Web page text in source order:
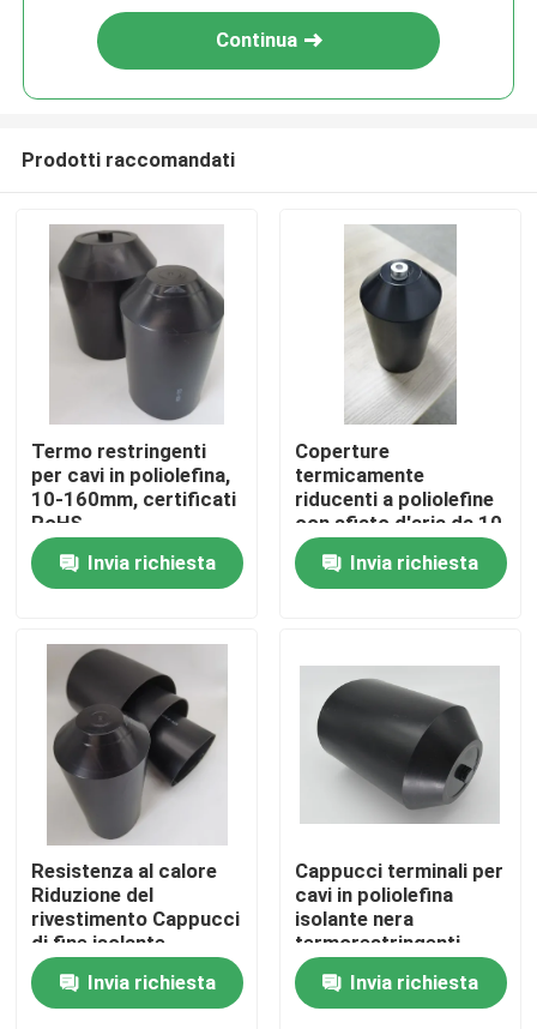
Prodotti
Video
Su di noi
Visita alla fabbrica
Controllo Qualità
Contattaci
Notizie
Continua
Prodotti raccomandati
Termo restringenti
per cavi in poliolefina,
10-160mm, certificati
RoHS
Invia richiesta
Coperture
termicamente
riducenti a poliolefine
con sfiato d'aria da 10
a 160 mm
Invia richiesta
Resistenza al calore
Riduzione del
rivestimento Cappucci
di fine isolante
impermeabile
Cappucci di fine del
cavo elettrico
Invia richiesta
Cappucci terminali per
cavi in poliolefina
isolante nera
termorestringenti
IP67, protezioni per
cavi elettrici
termorestringenti
Invia richiesta